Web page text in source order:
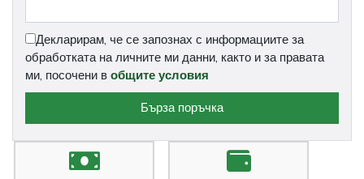
Декларирам, че се запознах с информациите за
обработката на личните ми данни, както и за правата
ми, посочени в общите условия
Бърза поръчка